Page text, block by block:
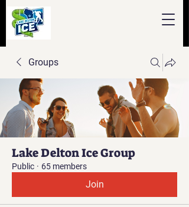
Groups
Lake Delton Ice Group
Public · 65 members
Join